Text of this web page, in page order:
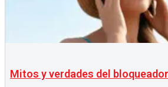
Mitos y verdades del